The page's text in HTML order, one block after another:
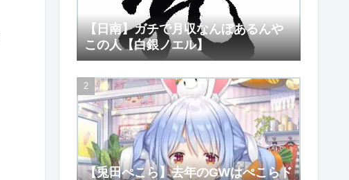
【日南】ガチで月収なんぼあるんや
この人【白銀ノエル】
【兎田ぺこら】去年のGWはぺこらド